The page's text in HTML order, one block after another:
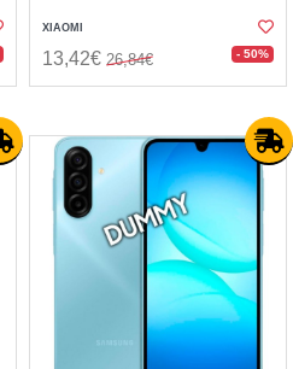
XIAOMI
13,42€ 26,84€ - 50%